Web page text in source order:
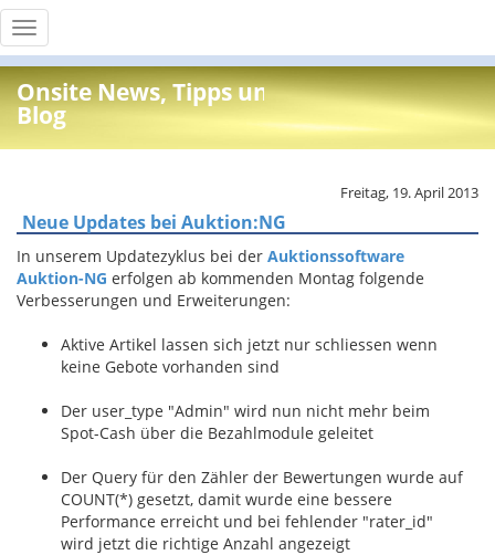
Toggle
navigation
Onsite News, Tipps und Info
Blog
Freitag, 19. April 2013
Neue Updates bei Auktion:NG
In unserem Updatezyklus bei der Auktionssoftware
Auktion-NG erfolgen ab kommenden Montag folgende
Verbesserungen und Erweiterungen:
Aktive Artikel lassen sich jetzt nur schliessen wenn
keine Gebote vorhanden sind
Der user_type "Admin" wird nun nicht mehr beim
Spot-Cash über die Bezahlmodule geleitet
Der Query für den Zähler der Bewertungen wurde auf
COUNT(*) gesetzt, damit wurde eine bessere
Performance erreicht und bei fehlender "rater_id"
wird jetzt die richtige Anzahl angezeigt